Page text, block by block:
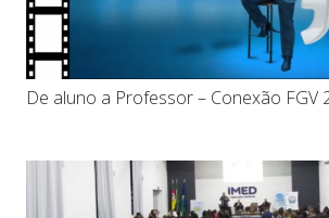
De aluno a Professor – Conexão FGV